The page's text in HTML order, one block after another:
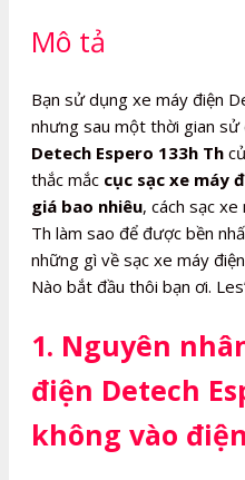
Th
lượng
Mô tả
Bạn sử dụng xe máy điện
nhưng sau một thời gian sử
Detech Espero 133h Th
thắc mắc cục sạc xe máy
giá bao nhiêu, cách sạc
Th làm sao để được bền
những gì về sạc xe máy
Nào bắt đầu thôi bạn ơi.
1. Nguyên
điện Detech
không vào điện